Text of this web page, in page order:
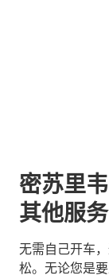
密苏里
其他服务
无需自己开车
松。无论您是